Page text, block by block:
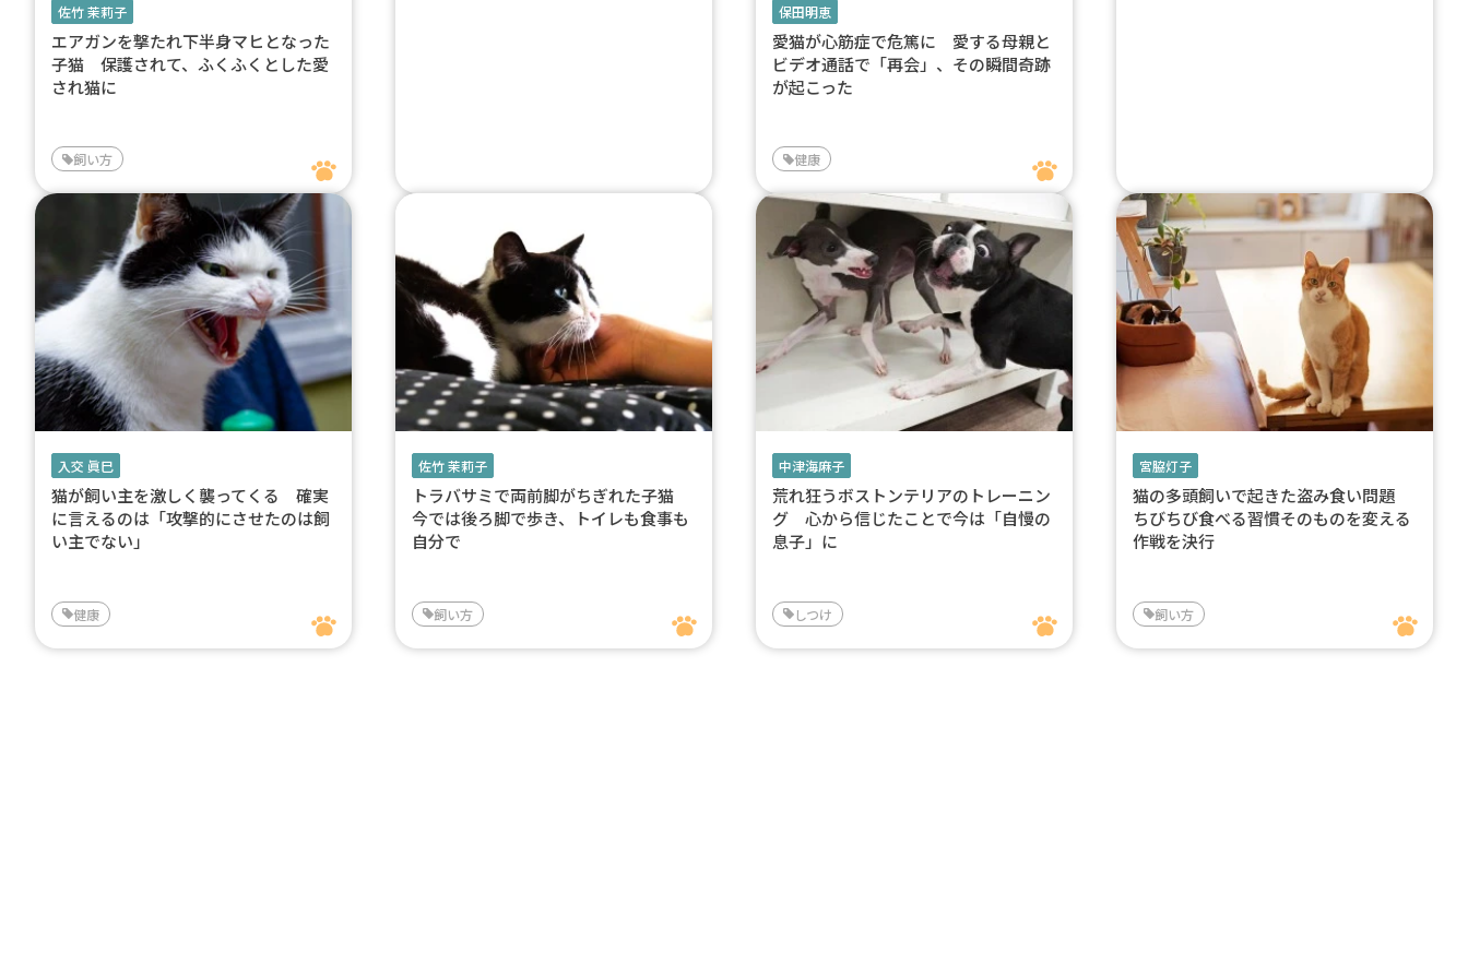
佐竹 茉莉子
エアガンを撃たれ下半身マヒとなった
子猫 保護されて、ふくふくとした愛
され猫に
飼い方
保田明恵
愛猫が心筋症で危篤に 愛する母親と
ビデオ通話で「再会」、その瞬間奇跡
が起こった
健康
入交 眞巳
猫が飼い主を激しく襲ってくる 確実
に言えるのは「攻撃的にさせたのは飼
い主でない」
健康
佐竹 茉莉子
トラバサミで両前脚がちぎれた子猫
今では後ろ脚で歩き、トイレも食事も
自分で
飼い方
中津海麻子
荒れ狂うボストンテリアのトレーニン
グ 心から信じたことで今は「自慢の
息子」に
しつけ
宮脇灯子
猫の多頭飼いで起きた盗み食い問題
ちびちび食べる習慣そのものを変える
作戦を決行
飼い方